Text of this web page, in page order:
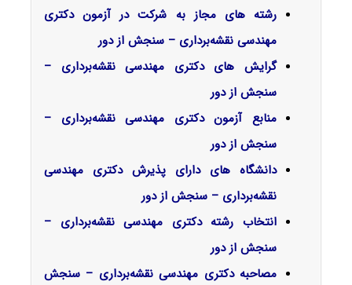
رشته های مجاز به شرکت در آزمون دکتری
مهندسی نقشه‌برداری – سنجش از دور
گرایش‌ های دکتری مهندسی نقشه‌برداری –
سنجش از دور
منابع آزمون دکتری مهندسی نقشه‌برداری –
سنجش از دور
دانشگاه های دارای پذیرش دکتری مهندسی
نقشه‌برداری – سنجش از دور
انتخاب رشته دکتری مهندسی نقشه‌برداری –
سنجش از دور
مصاحبه دکتری مهندسی نقشه‌برداری – سنجش